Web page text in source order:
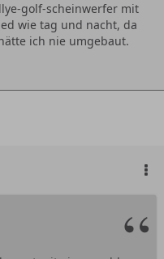
golf-scheinwerfer mit
wie tag und nacht, da
ich nie umgebaut.